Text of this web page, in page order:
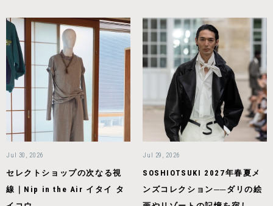
Jul 30, 2026
セレクトショップの次なる視
線｜Nip in the Air イタイ タ
Jul 29, 2026
SOSHIOTSUKI 2027年春夏メ
ンズコレクション──ダリの絵